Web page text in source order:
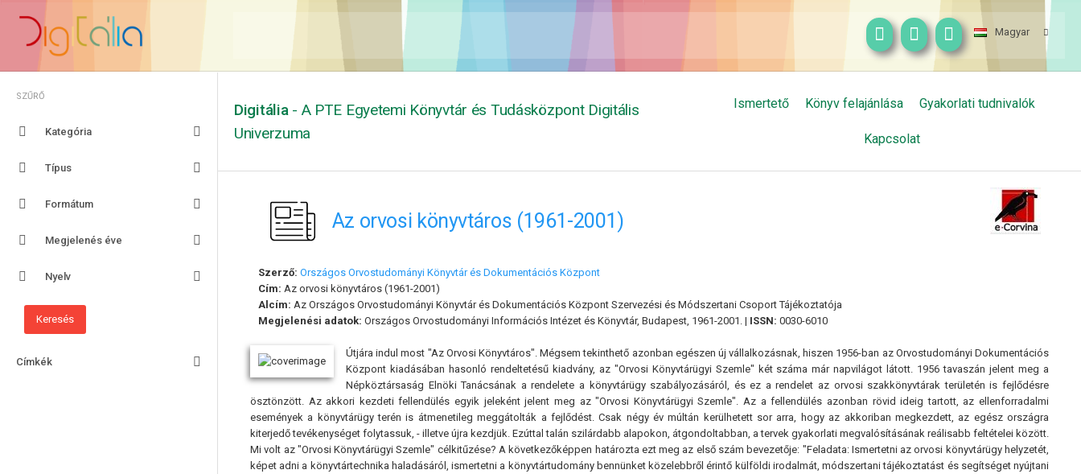
Magyar
SZŰRŐ
Kategória
Típus
Formátum
Megjelenés éve
Nyelv
Címkék
Digitália - A PTE Egyetemi Könyvtár és Tudásközpont Digitális
Univerzuma
Ismertető Könyv felajánlása Gyakorlati tudnivalók
Kapcsolat
Az orvosi könyvtáros (1961-2001)
Szerző: Országos Orvostudományi Könyvtár és Dokumentációs Központ
Cím: Az orvosi könyvtáros (1961-2001)
Alcím: Az Országos Orvostudományi Könyvtár és Dokumentációs Központ Szervezési és Módszertani Csoport Tájékoztatója
Megjelenési adatok: Országos Orvostudományi Információs Intézet és Könyvtár, Budapest, 1961-2001. | ISSN: 0030-6010
Útjára indul most "Az Orvosi Könyvtáros". Mégsem tekinthető azonban egészen új vállalkozásnak, hiszen 1956-ban az Orvostudományi Dokumentációs
Központ kiadásában hasonló rendeltetésű kiadvány, az "Orvosi Könyvtárügyi Szemle" két száma már napvilágot látott. 1956 tavaszán jelent meg a
Népköztársaság Elnöki Tanácsának a rendelete a könyvtárügy szabályozásáról, és ez a rendelet az orvosi szakkönyvtárak területén is fejlődésre
ösztönzött. Az akkori kezdeti fellendülés egyik jeleként jelent meg az "Orvosi Könyvtárügyi Szemle". Az a fellendülés azonban rövid ideig tartott, az ellenforradalmi
események a könyvtárügy terén is átmenetileg meggátolták a fejlődést. Csak négy év múltán kerülhetett sor arra, hogy az akkoriban megkezdett, az egész országra
kiterjedő tevékenységet folytassuk, - illetve újra kezdjük. Ezúttal talán szilárdabb alapokon, átgondoltabban, a tervek gyakorlati megvalósításának reálisabb feltételei között.
Mi volt az "Orvosi Könyvtárügyi Szemle" célkitűzése? A következőképpen határozta ezt meg az első szám bevezetője: "Feladata: Ismertetni az orvosi könyvtárügy helyzetét,
képet adni a könyvtártechnika haladásáról, ismertetni a könyvtártudomány bennünket közelebbről érintő külföldi irodalmát, módszertani tájékoztatást és segítséget nyújtani